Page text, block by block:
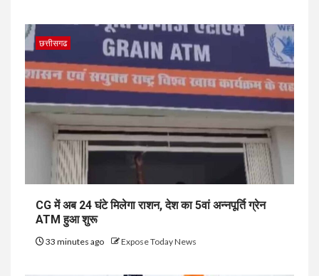
छत्तीसगढ
CG में अब 24 घंटे मिलेगा राशन, देश का 5वां अन्नपूर्ति ग्रेन
ATM हुआ शुरू
33 minutes ago Expose Today News